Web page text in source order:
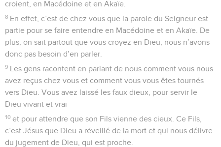
croient, en Macédoine et en Akaïe.
8 En effet, c’est de chez vous que la parole du Seigneur est
partie pour se faire entendre en Macédoine et en Akaïe. De
plus, on sait partout que vous croyez en Dieu, nous n’avons
donc pas besoin d’en parler.
9 Les gens racontent en parlant de nous comment vous nous
avez reçus chez vous et comment vous vous êtes tournés
vers Dieu. Vous avez laissé les faux dieux, pour servir le
Dieu vivant et vrai
10 et pour attendre que son Fils vienne des cieux. Ce Fils,
c’est Jésus que Dieu a réveillé de la mort et qui nous délivre
du jugement de Dieu, qui est proche.